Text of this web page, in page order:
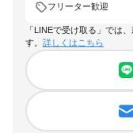
フリーター歓迎
「LINEで受け取る」では
す。 詳しくはこちら